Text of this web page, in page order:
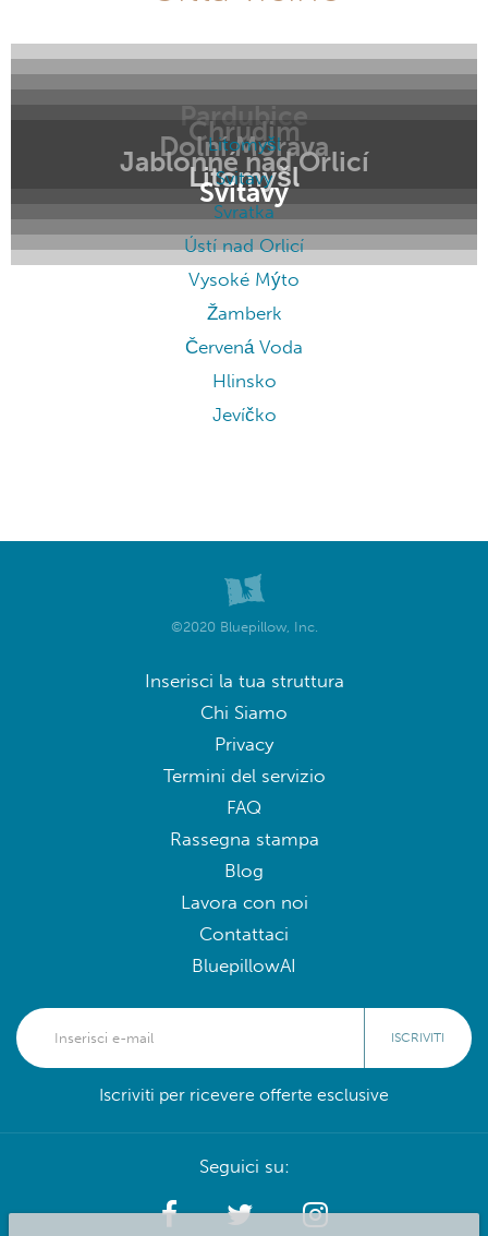
Pardubice
Chrudim
Dolní Morava
Jablonné nad Orlicí
Litomyšl
Svitavy
Litomyšl
Svitavy
Svratka
Ústí nad Orlicí
Vysoké Mýto
Žamberk
Červená Voda
Hlinsko
Jevíčko
©2020 Bluepillow, Inc.
Inserisci la tua struttura
Chi Siamo
Privacy
Termini del servizio
FAQ
Rassegna stampa
Blog
Lavora con noi
Contattaci
BluepillowAI
ISCRIVITI
Iscriviti per ricevere offerte esclusive
Seguici su: